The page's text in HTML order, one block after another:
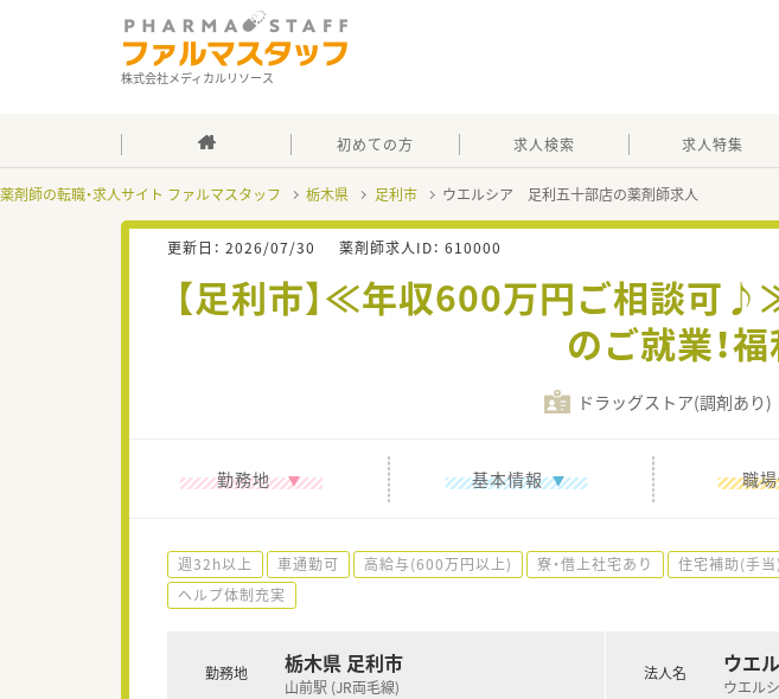
株式会社メディカルリソース
初めての方 求人検索 求人特集
薬剤師の転職・求人サイト ファルマスタッフ 栃木県 足利市 ウエルシア 足利五十部店の薬剤師求人
更新日： 2026/07/30 薬剤師求人ID： 610000
【足利市】≪年収600万円ご相談可
のご就業！
ドラッグストア(調剤あり)
勤務地 基本情報 職
週32h以上 車通勤可 高給与(600万円以上) 寮・借上社宅あり 住宅補助(手当
ヘルプ体制充実
勤務地 栃木県 足利市
山前駅 (JR両毛線)
法人名 ウエ
ウエル